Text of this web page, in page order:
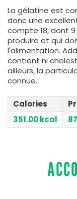
La gélatine est
donc une
compte 18, dont
produire et qui
l'alimentation.
contient ni
ailleurs, la
connue.
Calories
351.00 kcal